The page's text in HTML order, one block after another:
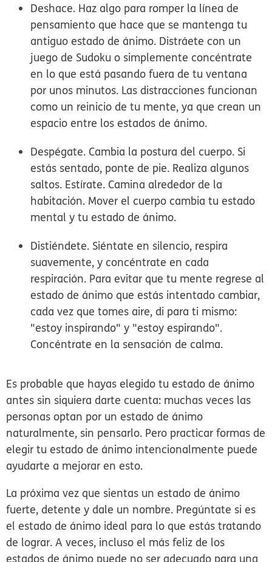
Deshace. Haz algo para romper la línea de
pensamiento que hace que se mantenga tu
antiguo estado de ánimo. Distráete con un
juego de Sudoku o simplemente concéntrate
en lo que está pasando fuera de tu ventana
por unos minutos. Las distracciones funcionan
como un reinicio de tu mente, ya que crean un
espacio entre los estados de ánimo.
Despégate. Cambia la postura del cuerpo. Si
estás sentado, ponte de pie. Realiza algunos
saltos. Estírate. Camina alrededor de la
habitación. Mover el cuerpo cambia tu estado
mental y tu estado de ánimo.
Distiéndete. Siéntate en silencio, respira
suavemente, y concéntrate en cada
respiración. Para evitar que tu mente regrese al
estado de ánimo que estás intentado cambiar,
cada vez que tomes aire, di para ti mismo:
"estoy inspirando" y "estoy espirando".
Concéntrate en la sensación de calma.
Es probable que hayas elegido tu estado de ánimo
antes sin siquiera darte cuenta: muchas veces las
personas optan por un estado de ánimo
naturalmente, sin pensarlo. Pero practicar formas de
elegir tu estado de ánimo intencionalmente puede
ayudarte a mejorar en esto.
La próxima vez que sientas un estado de ánimo
fuerte, detente y dale un nombre. Pregúntate si es
el estado de ánimo ideal para lo que estás tratando
de lograr. A veces, incluso el más feliz de los
estados de ánimo puede no ser adecuado para una